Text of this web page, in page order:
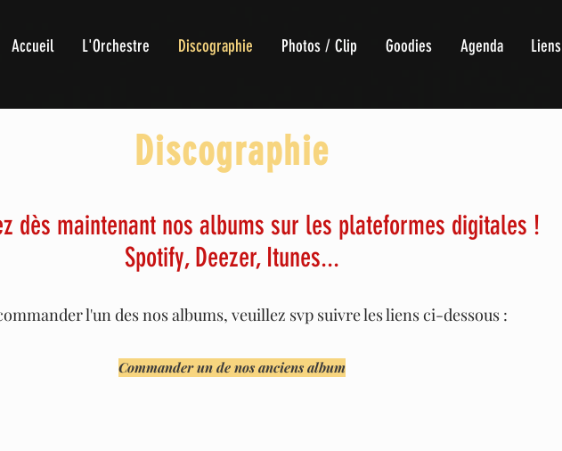
Accueil L'Orchestre Discographie Photos / Clip Goodies Agenda Liens
Discographie
dès maintenant nos albums sur les plateformes digitales !
Spotify, Deezer, Itunes...
l'un des nos albums, veuillez svp suivre les liens ci-dessous :
Commander un de nos anciens album